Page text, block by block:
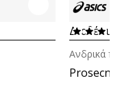
Ανδρικά